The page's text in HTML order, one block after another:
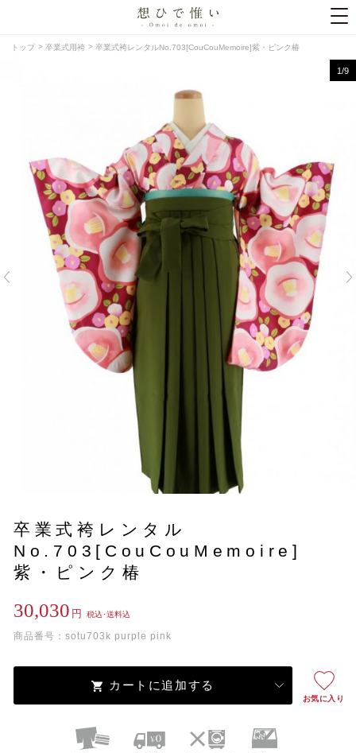
トップ 卒業式用袴 卒業式袴レンタルNo.703[CouCouMemoire]紫・ピンク椿
1/9
卒業式袴レンタル
No.703[CouCouMemoire]
紫・ピンク椿
30,030 円 税込･送料込
商品番号：sotu703k purple pink
カートに追加する
お気に入り